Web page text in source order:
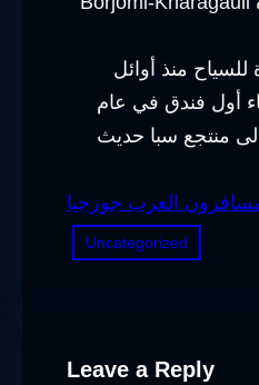
منذ أوائل
أول فندق في عام
إلى منتجع سبا حديث
العرب جورجيا
Uncategorized
Leave a Reply